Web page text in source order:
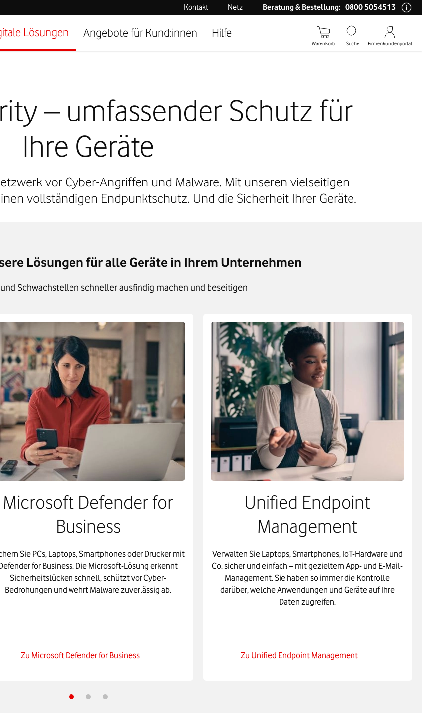
Lösungen Angebote für Kund:innen Hilfe
Warenkorb Suche Firmenkundenportal
Kontakt Netz Beratung & Bestellung: 0800 5054513
– umfassender Schutz für
Ihre Geräte
vor Cyber-Angriffen und Malware. Mit unseren vielseitigen
vollständigen Endpunktschutz. Und die Sicherheit Ihrer Geräte.
Lösungen für alle Geräte in Ihrem Unternehmen
Schwachstellen schneller ausfindig machen und beseitigen
Microsoft Defender for
Business
Sie PCs, Laptops, Smartphones oder Drucker mit
for Business. Die Microsoft-Lösung erkennt
Sicherheitslücken schnell, schützt vor Cyber-
Bedrohungen und wehrt Malware zuverlässig ab.
Zu Microsoft Defender for Business
Unified Endpoint
Management
Verwalten Sie Laptops, Smartphones, IoT-Hardware und
Co. sicher und einfach – mit gezieltem App- und E-Mail-
Management. Sie haben so immer die Kontrolle
darüber, welche Anwendungen und Geräte auf Ihre
Daten zugreifen.
Zu Unified Endpoint Management